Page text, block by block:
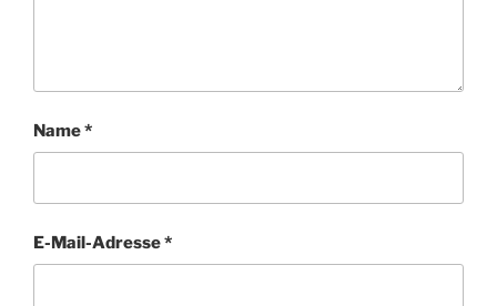
Name*
E-Mail-Adresse*